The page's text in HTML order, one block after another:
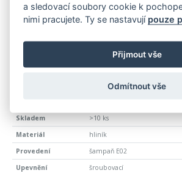
šroubovací
555,00 Kč
671,55 Kč
>10 ks
hliník
šampaň E02
šroubovací
a sledovací soubory cookie k
nimi pracujete. Ty se nastavují pouze
Přijmout vše
Odmítnout vše